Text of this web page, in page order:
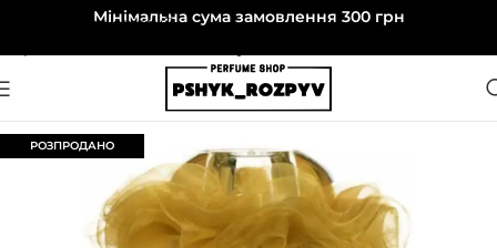
Перейти до навігаціїМінімальна сума замовлення 300 грн
РОЗПРОДАНО